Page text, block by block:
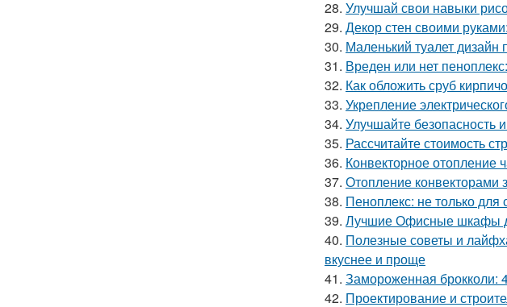
28. Улучшай свои навыки
29. Декор стен своими
30. Маленький туалет
31. Вреден или нет
32. Как обложить сруб
33. Укрепление
34. Улучшайте
35. Рассчитайте стоимость
36. Конвекторное отопление
37. Отопление конвекторами
38. Пеноплекс: не только для
39. Лучшие Офисные шкафы
40. Полезные советы и
вкуснее и проще
41. Замороженная брокколи:
42. Проектирование и